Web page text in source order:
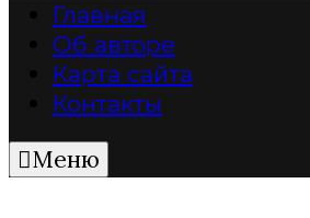
Главная
Об авторе
Карта сайта
Контакты
Меню